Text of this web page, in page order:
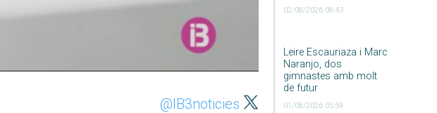
02/08/2026 08:43
Leire Escauriaza i Marc
Naranjo, dos
gimnastes amb molt
de futur
01/08/2026 05:59
@IB3noticies